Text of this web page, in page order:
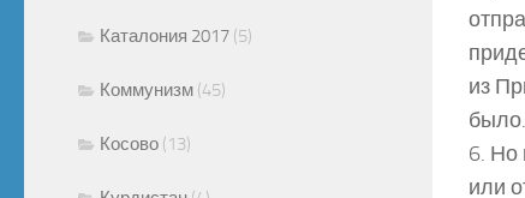
из
было.
6. Но
или
Каталония 2017 (5)
Коммунизм (45)
Косово (13)